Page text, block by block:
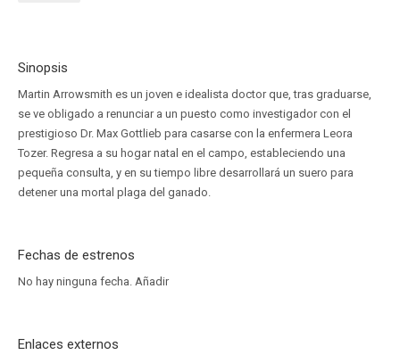
Sinopsis
Martin Arrowsmith es un joven e idealista doctor que, tras graduarse,
se ve obligado a renunciar a un puesto como investigador con el
prestigioso Dr. Max Gottlieb para casarse con la enfermera Leora
Tozer. Regresa a su hogar natal en el campo, estableciendo una
pequeña consulta, y en su tiempo libre desarrollará un suero para
detener una mortal plaga del ganado.
Fechas de estrenos
No hay ninguna fecha. Añadir
Enlaces externos